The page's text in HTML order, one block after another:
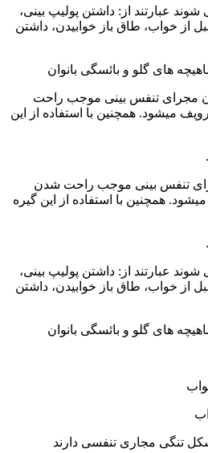
عبارتند از: داشتن پولیپ بینی،
از خواب، طاق باز خوابیدن، داشتن
های گلو و بائسگی بانوان
مجرای تنفس بینی موجب راحت
میشود. همچنین با استفاده از این
تنفس بینی موجب راحت شدن
همچنین با استفاده از این گیره
عبارتند از: داشتن پولیپ بینی،
از خواب، طاق باز خوابیدن، داشتن
های گلو و بائسگی بانوان
تنگی مجاری تنفسی دارند